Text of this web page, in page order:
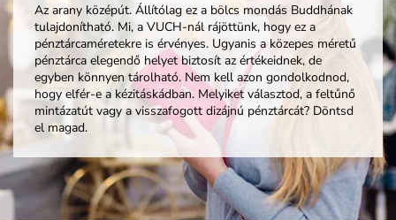
Az arany középút. Állítólag ez a bölcs mondás Buddhának
tulajdonítható. Mi, a VUCH-nál rájöttünk, hogy ez a
pénztárcaméretekre is érvényes. Ugyanis a közepes méretű
pénztárca elegendő helyet biztosít az értékeidnek, de
egyben könnyen tárolható. Nem kell azon gondolkodnod,
hogy elfér-e a kézitáskádban. Melyiket választod, a feltűnő
mintázatút vagy a visszafogott dizájnú pénztárcát? Döntsd
el magad.